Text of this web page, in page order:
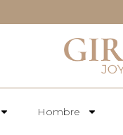
Hombre